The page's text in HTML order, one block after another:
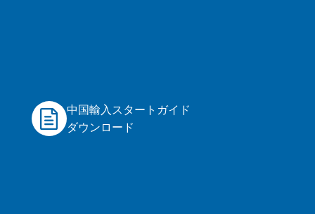
中国輸入スタートガイド
ダウンロード